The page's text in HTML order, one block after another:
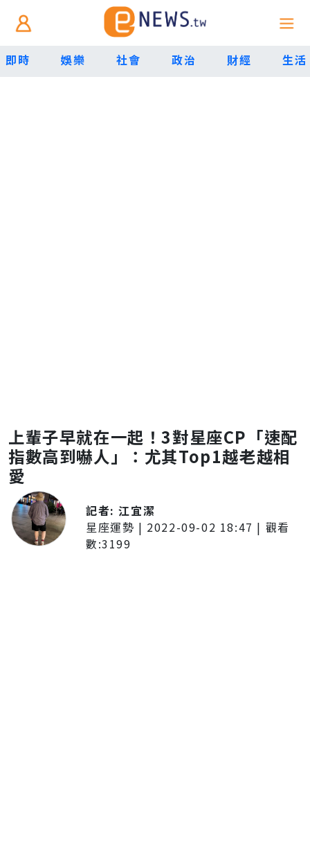
即時 娛樂 社會 政治 財經 生活
上輩子早就在一起！3對星座CP「速配
指數高到嚇人」：尤其Top1越老越相
愛
記者:江宜潔
星座運勢 | 2022-09-02 18:47 | 觀看
數:3199